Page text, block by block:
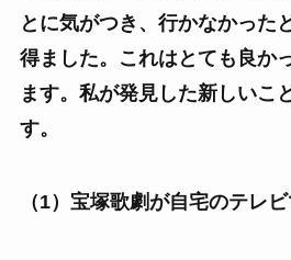
とに気がつき、行かなかった
得ました。これはとても良か
ます。私が発見した新しいこ
す。
（1）宝塚歌劇が自宅のテレ